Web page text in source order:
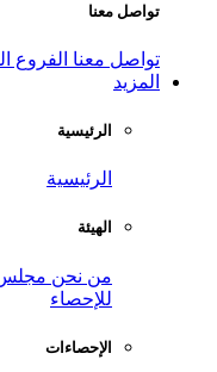
تواصل معنا
تواصل معنا الفروع
المزيد
الرئيسية
الرئيسية
الهيئة
من نحن مجلس
للإحصاء
الإحصاءات